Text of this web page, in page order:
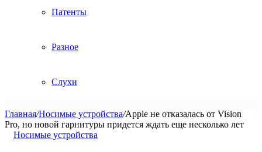
Патенты
Разное
Слухи
Главная/Носимые устройства/Apple не отказалась от Vision
Pro, но новой гарнитуры придется ждать еще несколько лет
Носимые устройства